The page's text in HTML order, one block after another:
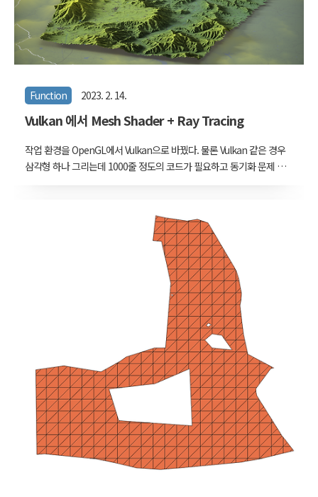
다. 사실 아예 빅데이터 시스템을 갖춘 상황이라면 4.4TB는 그렇게 큰
용량이 아니다. 그런데 이 데이터를 PC에서 분석하려..
Function 2023. 2. 14.
Vulkan 에서 Mesh Shader + Ray Tracing
작업 환경을 OpenGL에서 Vulkan으로 바꿨다. 물론 Vulkan 같은 경우
삼각형 하나 그리는데 1000줄 정도의 코드가 필요하고 동기화 문제 등
Nvidia 와 AMD의 최신 하드웨어가 제공하는 기술들을 모두 지원해준
다. 반면 OpenGL을 사용할 경우 Ray Tracing 관련 API가 좀 제한적
이다. Optix와 병행해야 하는데, 이종의 라이브러리를 결합하는 격이라
어딘가 매끄럽지 못하다. Vulkan으로 넘어온 김에 Mesh Shader와
Ray Tracing 기능을 결합해봤다. Mesh Shader Mesh Shader 관련해